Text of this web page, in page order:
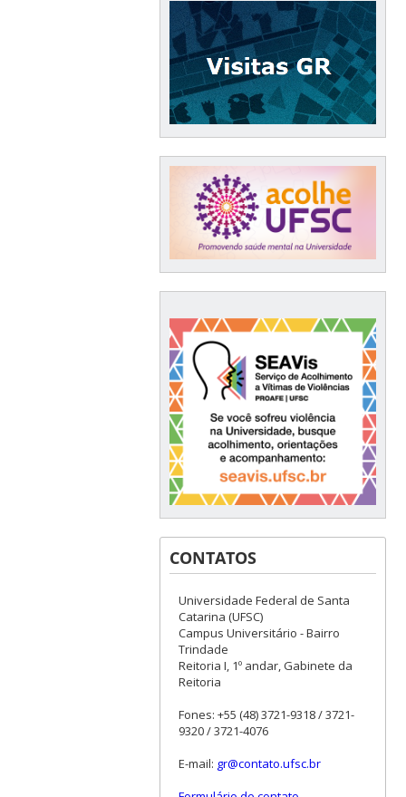
CONTATOS
Universidade Federal de Santa
Catarina (UFSC)
Campus Universitário - Bairro
Trindade
Reitoria I, 1º andar, Gabinete da
Reitoria
Fones: +55 (48) 3721-9318 / 3721-
9320 / 3721-4076
E-mail: gr@contato.ufsc.br